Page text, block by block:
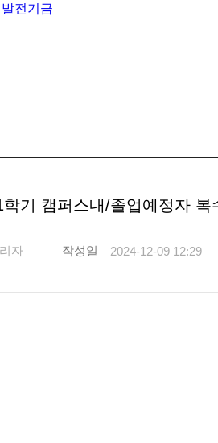
전기금
기 캠퍼스내/졸업예정자
자 작성일 2024-12-09 12:29